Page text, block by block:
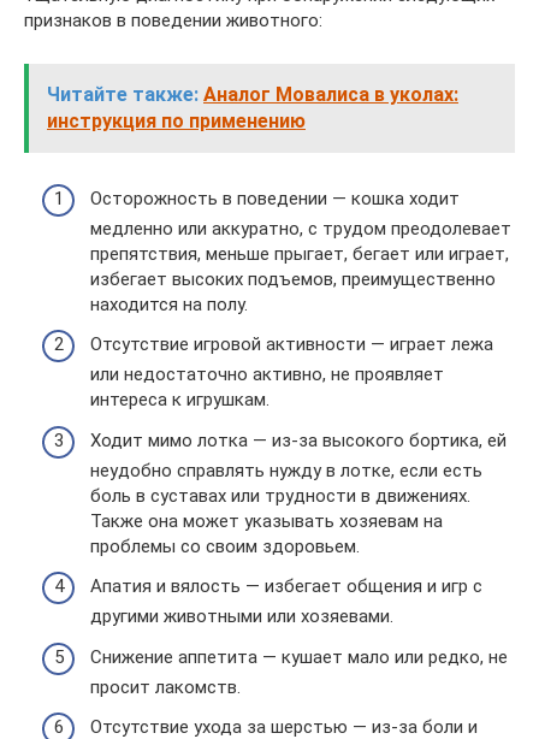
признаков в поведении животного:
Читайте также: Аналог Мовалиса в уколах:
инструкция по применению
Осторожность в поведении — кошка ходит
медленно или аккуратно, с трудом преодолевает
препятствия, меньше прыгает, бегает или играет,
избегает высоких подъемов, преимущественно
находится на полу.
Отсутствие игровой активности — играет лежа
или недостаточно активно, не проявляет
интереса к игрушкам.
Ходит мимо лотка — из-за высокого бортика, ей
неудобно справлять нужду в лотке, если есть
боль в суставах или трудности в движениях.
Также она может указывать хозяевам на
проблемы со своим здоровьем.
Апатия и вялость — избегает общения и игр с
другими животными или хозяевами.
Снижение аппетита — кушает мало или редко, не
просит лакомств.
Отсутствие ухода за шерстью — из-за боли и